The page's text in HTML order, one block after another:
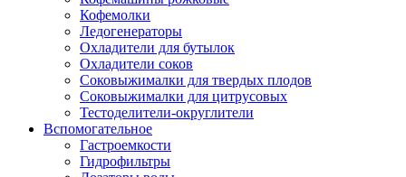
Кофемолки
Ледогенераторы
Охладители для бутылок
Охладители соков
Соковыжималки для твердых плодов
Соковыжималки для цитрусовых
Тестоделители-округлители
Вспомогательное
Гастроемкости
Гидрофильтры